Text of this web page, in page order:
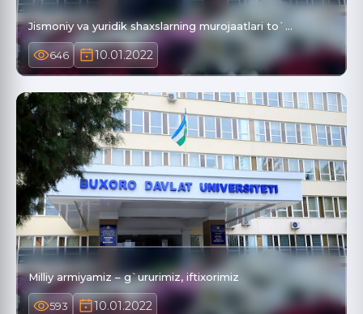
Jismoniy va yuridik shaxslarning murojaatlari to`…
646 10.01.2022
Milliy armiyamiz – g`ururimiz, iftixorimiz
593 10.01.2022